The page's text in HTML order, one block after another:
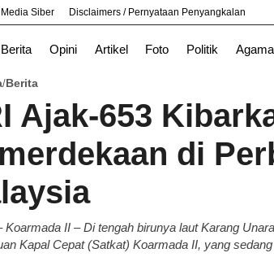
Siber Disclaimers / Pernyataan Penyangkalan
Berita Opini Artikel Foto Politik Agama
Bekasi
/Berita
Ajak-653
di
Koarmada II – Di tengah birunya laut Karang
Kapal Cepat (Satkat) Koarmada II, yang